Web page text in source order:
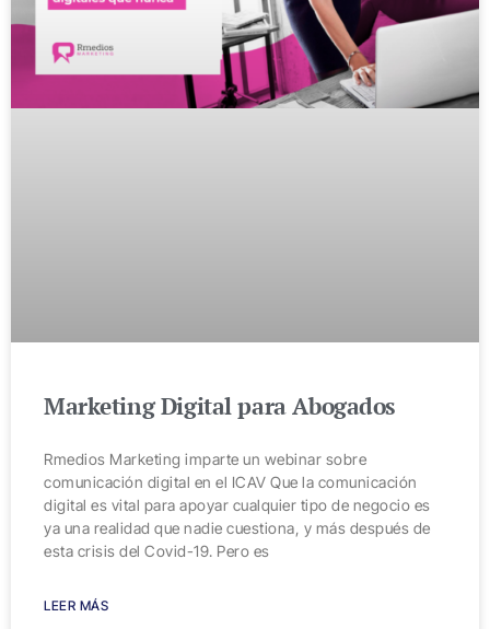
Marketing Digital para Abogados
Rmedios Marketing imparte un webinar sobre
comunicación digital en el ICAV Que la comunicación
digital es vital para apoyar cualquier tipo de negocio es
ya una realidad que nadie cuestiona, y más después de
esta crisis del Covid-19. Pero es
LEER MÁS